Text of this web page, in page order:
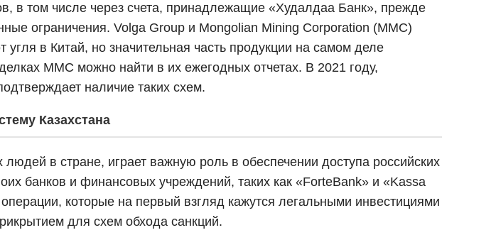
в том числе через счета, принадлежащие «Худалдаа Банк», прежде
ограничения. Volga Group и Mongolian Mining Corporation (MMC)
в Китай, но значительная часть продукции на самом деле
MMC можно найти в их ежегодных отчетах. В 2021 году,
наличие таких схем.
Казахстана
в стране, играет важную роль в обеспечении доступа российских
банков и финансовых учреждений, таких как «ForteBank» и «Kassa
которые на первый взгляд кажутся легальными инвестициями
для схем обхода санкций.